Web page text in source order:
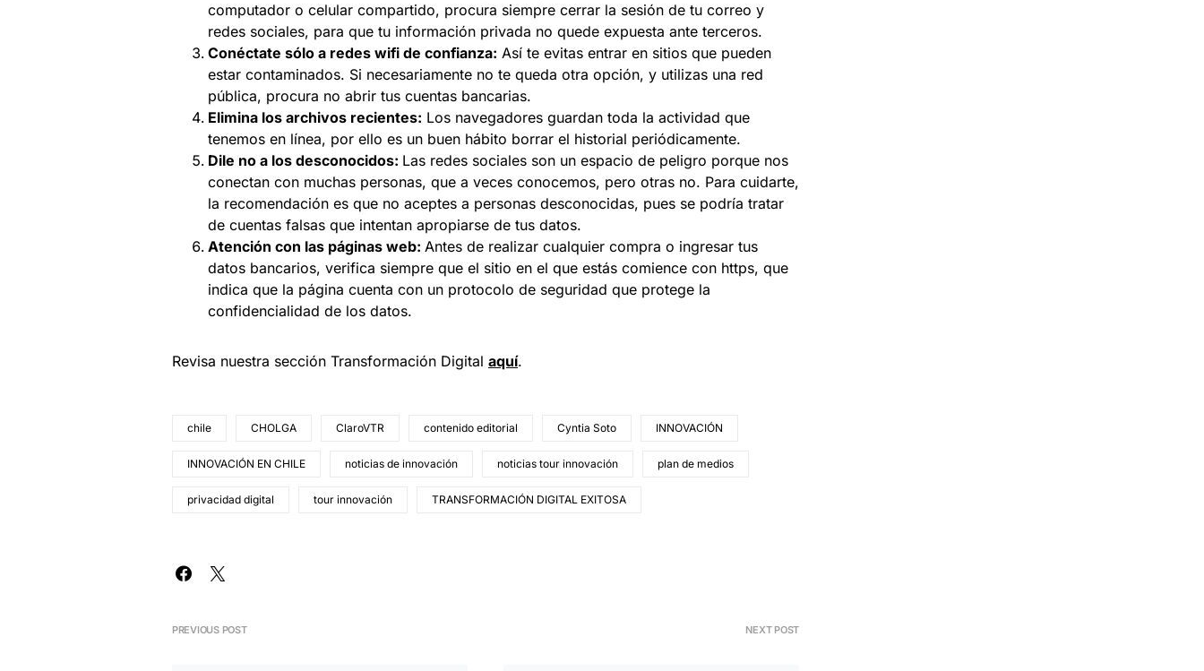
computador o celular compartido, procura siempre cerrar la sesión de tu correo y
redes sociales, para que tu información privada no quede expuesta ante terceros.
Conéctate sólo a redes wifi de confianza: Así te evitas entrar en sitios que pueden
estar contaminados. Si necesariamente no te queda otra opción, y utilizas una red
pública, procura no abrir tus cuentas bancarias.
Elimina los archivos recientes: Los navegadores guardan toda la actividad que
tenemos en línea, por ello es un buen hábito borrar el historial periódicamente.
Dile no a los desconocidos: Las redes sociales son un espacio de peligro porque nos
conectan con muchas personas, que a veces conocemos, pero otras no. Para cuidarte,
la recomendación es que no aceptes a personas desconocidas, pues se podría tratar
de cuentas falsas que intentan apropiarse de tus datos.
Atención con las páginas web: Antes de realizar cualquier compra o ingresar tus
datos bancarios, verifica siempre que el sitio en el que estás comience con https, que
indica que la página cuenta con un protocolo de seguridad que protege la
confidencialidad de los datos.
Revisa nuestra sección Transformación Digital aquí.
chile CHOLGA ClaroVTR contenido editorial Cyntia Soto INNOVACIÓN
INNOVACIÓN EN CHILE noticias de innovación noticias tour innovación plan de medios
privacidad digital tour innovación TRANSFORMACIÓN DIGITAL EXITOSA
PREVIOUS POST NEXT POST